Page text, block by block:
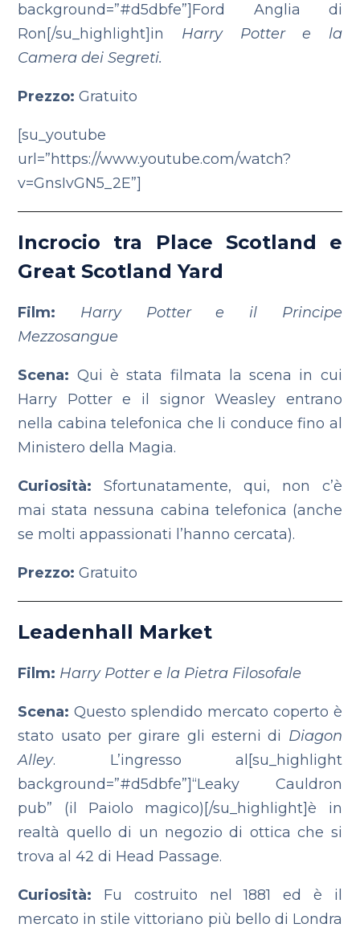
background=”#d5dbfe”]Ford Anglia di
Ron[/su_highlight]in Harry Potter e la
Camera dei Segreti.
Prezzo: Gratuito
[su_youtube
url=”https://www.youtube.com/watch?
v=GnsIvGN5_2E”]
Incrocio tra Place Scotland e
Great Scotland Yard
Film:
Harry Potter e il Principe
Mezzosangue
Scena: Qui è stata filmata la scena in cui
Harry Potter e il signor Weasley entrano
nella cabina telefonica che li conduce fino al
Ministero della Magia.
Curiosità: Sfortunatamente, qui, non c’è
mai stata nessuna cabina telefonica (anche
se molti appassionati l’hanno cercata).
Prezzo:Gratuito
Leadenhall Market
Film: Harry Potter e la Pietra Filosofale
Scena:Questo splendido mercato coperto è
stato usato per girare gli esterni di Diagon
Alley. L’ingresso al[su_highlight
background=”#d5dbfe”]“Leaky Cauldron
pub” (il Paiolo magico)[/su_highlight]è in
realtà quello di un negozio di ottica che si
trova al 42 di Head Passage.
Curiosità: Fu costruito nel 1881 ed è il
mercato in stile vittoriano più bello di Londra